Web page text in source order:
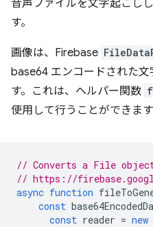
音声ファイルを文字起こし
す。
画像は、Firebase
base64 エンコードされた
す。これは、ヘルパー関数
使用して行うことができます
// Converts a File
// https://
async function
const
const reader = new